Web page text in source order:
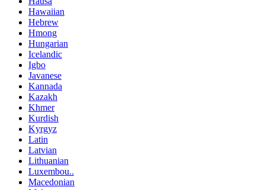
Hawaiian
Hebrew
Hmong
Hungarian
Icelandic
Igbo
Javanese
Kannada
Kazakh
Khmer
Kurdish
Kyrgyz
Latin
Latvian
Lithuanian
Luxembou..
Macedonian